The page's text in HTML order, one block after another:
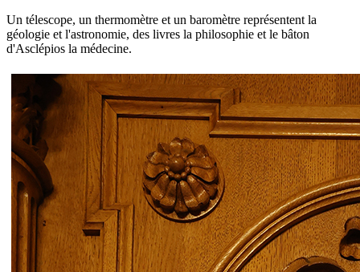
Un télescope, un thermomètre et un baromètre représentent la
géologie et l'astronomie, des livres la philosophie et le bâton
d'Asclépios la médecine.